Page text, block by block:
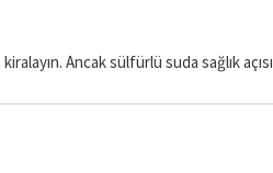
Ancak sülfürlü suda sağlık